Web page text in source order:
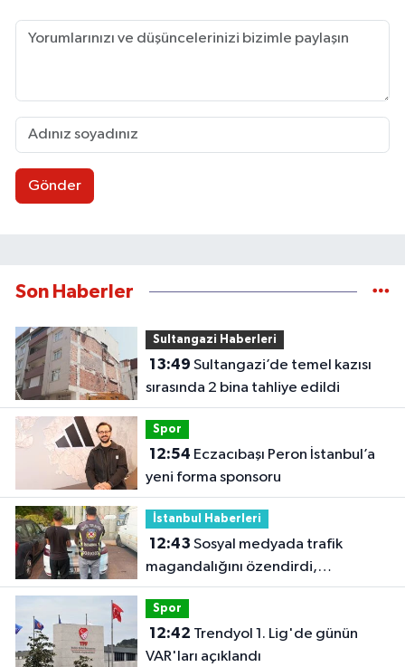
Gönder
Son Haberler
Sultangazi Haberleri
13:49
sırasında 2 bina tahliye edildi
Spor
12:54
yeni forma sponsoru
İstanbul Haberleri
12:43
magandalığını özendirdi,
ehliyetinden oldu: 72 bin lira ceza
Spor
12:42
VAR'ları açıklandı